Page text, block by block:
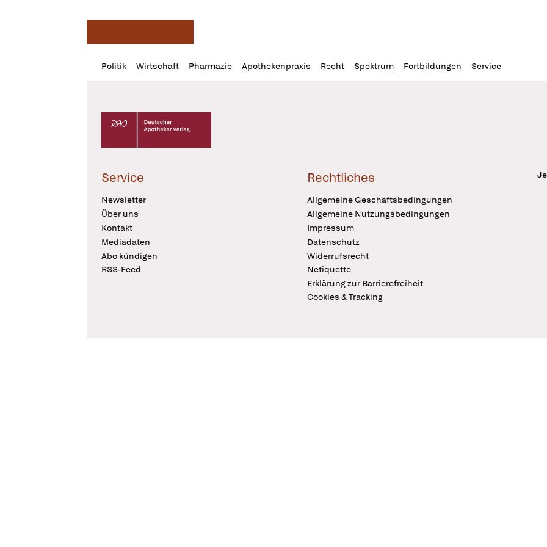
Politik Wirtschaft Pharmazie Apothekenpraxis Recht Spektrum Fortbildungen Service
Profil
öffnen
Daz
Pur
Deutscher Apotheker Verlag Logo
Service
Newsletter
Über uns
Kontakt
Mediadaten
Abo kündigen
RSS-Feed
Rechtliches
Allgemeine Geschäftsbedingungen
Allgemeine Nutzungsbedingungen
Impressum
Datenschutz
Widerrufsrecht
Netiquette
Erklärung zur Barrierefreiheit
Cookies & Tracking